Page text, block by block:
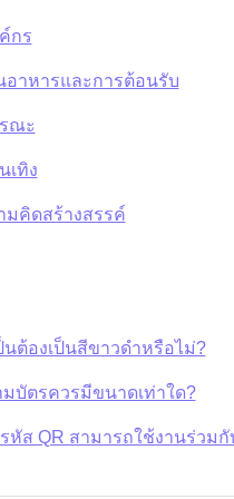
กร
อาหารและการต้อนรับ
ณะ
เทิง
มคิดสร้างสรรค์
นต้องเป็นสีขาวดำหรือไม่?
บัตรควรมีขนาดเท่าใด?
หัส QR สามารถใช้งานร่วม